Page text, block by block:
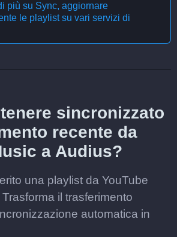
più su Sync, aggiornare
le playlist su vari servizi di
sincronizzato
recente da
a Audius?
una playlist da YouTube
il trasferimento
automatica in